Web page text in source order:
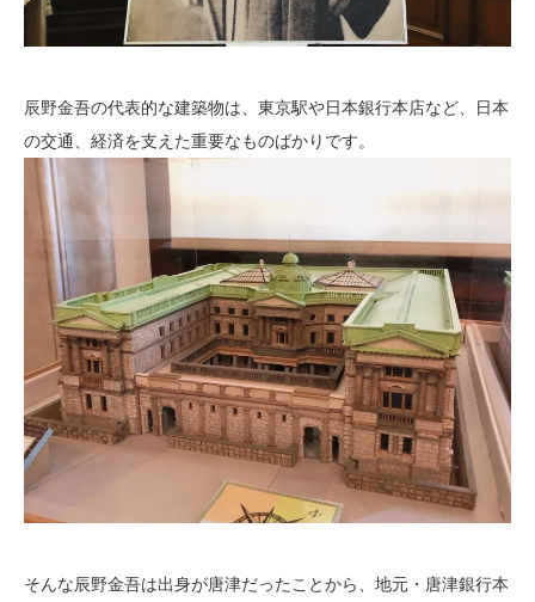
辰野金吾の代表的な建築物は、東京駅や日本銀行本店など、日本
の交通、経済を支えた重要なものばかりです。
そんな辰野金吾は出身が唐津だったことから、地元・唐津銀行本